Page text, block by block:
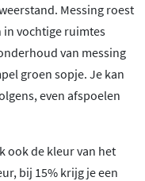
Messing roest
in vochtige ruimtes
van messing
groen sopje. Je kan
even afspoelen
ook de kleur van het
bij 15% krijg je een